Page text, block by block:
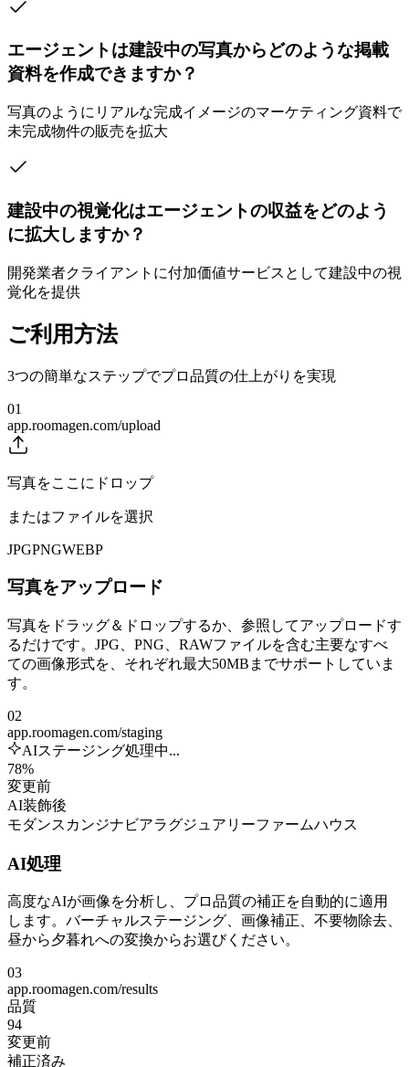
エージェントは建設中の写真からどのような掲載
資料を作成できますか？
写真のようにリアルな完成イメージのマーケティング資料で
未完成物件の販売を拡大
建設中の視覚化はエージェントの収益をどのよう
に拡大しますか？
開発業者クライアントに付加価値サービスとして建設中の視
覚化を提供
ご利用方法
3つの簡単なステップでプロ品質の仕上がりを実現
01
app.roomagen.com/upload
写真をここにドロップ
またはファイルを選択
JPGPNGWEBP
写真をアップロード
写真をドラッグ＆ドロップするか、参照してアップロードす
るだけです。JPG、PNG、RAWファイルを含む主要なすべ
ての画像形式を、それぞれ最大50MBまでサポートしていま
す。
02
app.roomagen.com/staging
AIステージング処理中...
78%
変更前
AI装飾後
モダンスカンジナビアラグジュアリーファームハウス
AI処理
高度なAIが画像を分析し、プロ品質の補正を自動的に適用
します。バーチャルステージング、画像補正、不要物除去、
昼から夕暮れへの変換からお選びください。
03
app.roomagen.com/results
品質
94
変更前
補正済み